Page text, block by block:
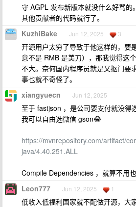
守 AGPL 发布新版本就没什么好骂的
其他贡献者的代码就行了。
KuzhiBake Jun 12, 2025 3
开源用户太穷了导致于他这样的，要
意不是 RMB 是美刀），那我觉得这
不大。奈何国内程序员就是又抠门要
事也就不奇怪了。
xiangyuecn Jun 12, 2025
至于 fastjson ，是公司要支付就没得
我可以自由选微信 gson😂
https://mvnrepository.com/artifact/
java/4.40.251.ALL
Compile Dependencies ，就算不用
Leon777 Jun 12, 2025 1
低收入低福利国家就不配做开源，大